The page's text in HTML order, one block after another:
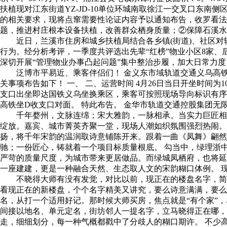
扶植现对江东街道YZ-JD-10单位环城南取徐江一交叉口东南
的相关要求，现将点窜需要性论证内容予以通知布告，收罗看
题，推进村庄根本设备扶植，改善群众栖身质量；②保障石溪
近日，兰溪市住房和城乡扶植局结合各乡镇(街道)、社区对
行为。经分析考评，一季度共评选出先辈“红榜”物业小区8家
深切开展“管理物业办事凸起问题”集中整治步履，加大日常力
泛博市平易近、乘客伴侣们！ 金义东市域轨道交通义乌高铁
关事项布告如下！ 一、 二、运营时间 4月26日当日开坐时间为
支口出坐即达国铁义乌坐换乘区，乘客可按照现场导向标识有
高铁坐D收支口对面。 特此布告。 金华市轨道交通控股集团无
千年婺州，文脉连绵；宋大雅韵，一脉相承。当实力巨匠相
绽放。嘉宾、城市菁英齐聚一堂，现场人潮如织氛围强烈热闹
扬，将千年宋韵的温润取诗意铺陈开来。跟着一曲《凤舞》翩
驰；一份匠心，铸就着一个项目标质量根底。 勾当中，绿理
严苛的质量尺度，为城市带来更居做品。而绿城凤栖府，也将
一座建建，更是一种融合天然、生态取人文的宋韵糊口体例。
不晓得大师有没有发觉，对比以前，现正在的楼盘名字，简
看现正在的新楼盘，个个名字精美又讲究，要么诗意满满，要
名，从打一个适用好记。那时候大师买房，焦点就是“有个家”
间接以地名、单元定名，街坊邻人一提名字，立马晓得正在哪
走，细细划分，每一种气概都戳中了分歧人的糊口期许。 不